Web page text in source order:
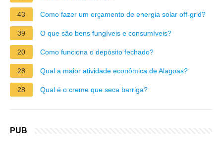
43 Como fazer um orçamento de energia solar off-grid?
39 O que são bens fungíveis e consumíveis?
20 Como funciona o depósito fechado?
28 Qual a maior atividade econômica de Alagoas?
28 Qual é o creme que seca barriga?
PUB